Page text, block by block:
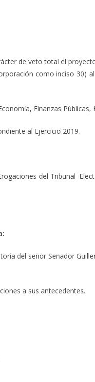
de veto total el
como inciso 30)
Finanzas Públicas,
al Ejercicio 2019.
del Tribunal
del señor Senador
a sus antecedentes.